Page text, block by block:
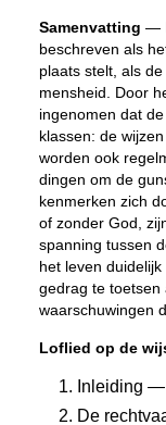
Samenvatting —
beschreven als
plaats stelt, als
mensheid. Door
ingenomen dat
klassen: de
worden ook
dingen om de
kenmerken zich
of zonder God,
spanning tussen
het leven
gedrag te toetsen
waarschuwingen
Loflied op de
Inleiding
De